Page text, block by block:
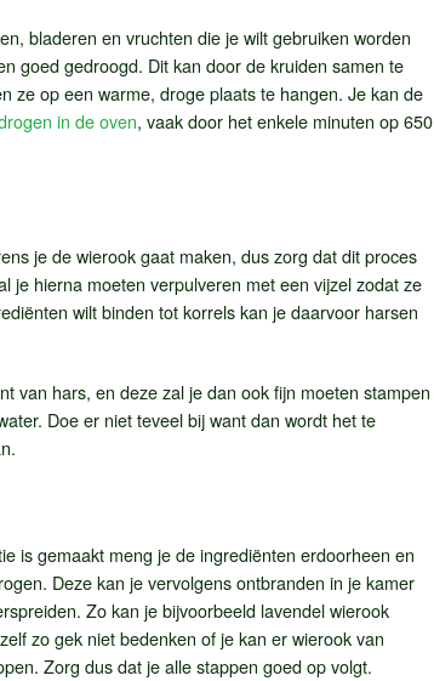
bladeren en vruchten die je wilt gebruiken worden
goed gedroogd. Dit kan door de kruiden samen te
ze op een warme, droge plaats te hangen. Je kan de
in de oven, vaak door het enkele minuten op 650
je de wierook gaat maken, dus zorg dat dit proces
je hierna moeten verpulveren met een vijzel zodat ze
wilt binden tot korrels kan je daarvoor harsen
van hars, en deze zal je dan ook fijn moeten stampen
Doe er niet teveel bij want dan wordt het te
is gemaakt meng je de ingrediënten erdoorheen en
Deze kan je vervolgens ontbranden in je kamer
Zo kan je bijvoorbeeld lavendel wierook
zo gek niet bedenken of je kan er wierook van
Zorg dus dat je alle stappen goed op volgt.